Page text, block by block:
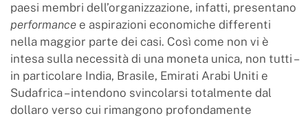
paesi membri dell’organizzazione, infatti, presentano
performance e aspirazioni economiche differenti
nella maggior parte dei casi. Così come non vi è
intesa sulla necessità di una moneta unica, non tutti –
in particolare India, Brasile, Emirati Arabi Uniti e
Sudafrica – intendono svincolarsi totalmente dal
dollaro verso cui rimangono profondamente